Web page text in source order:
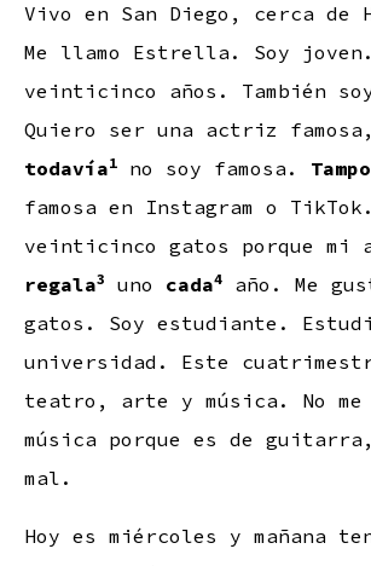
Vivo en San Diego, cerca de
Me llamo Estrella. Soy joven.
veinticinco años. También
Quiero ser una actriz
todavía1 no soy famosa.
famosa en Instagram o
veinticinco gatos porque mi
regala3 uno cada4
año. Me
gatos. Soy estudiante.
universidad. Este
teatro, arte y música. No me
música porque es de
mal.
Hoy es miércoles y mañana